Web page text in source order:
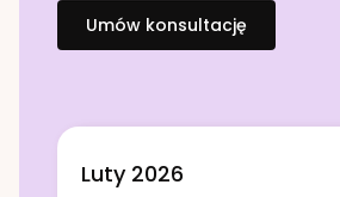
Umów konsultację
Luty 2026